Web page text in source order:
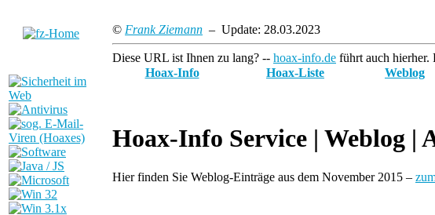
© Frank Ziemann – Update: 28.03.2023
Diese URL ist Ihnen zu lang? -- hoax-info.de führt auch hierher.
Hoax-Info
Hoax-Liste Weblog
Hoax-Info Service | Weblog |
Hier finden Sie Weblog-Einträge aus dem November 2015 –